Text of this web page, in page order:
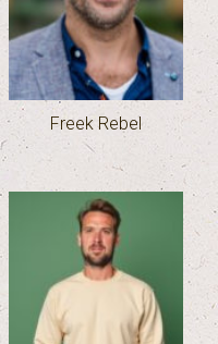
Freek Rebel